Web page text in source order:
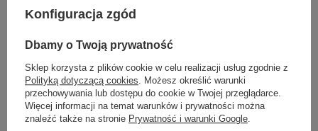
Unikać narażania laptopa na uszkodzenia mechaniczne.
operacyjny.
Używać programów antywirusowych do ochrony przed
malware.
Używać oryginalnych akcesoriów, takich jak zasilacze i
baterie.
Konfiguracja zgód
Dbamy o Twoją prywatność
Sklep korzysta z plików cookie w celu realizacji usług zgodnie z
Polityką dotyczącą cookies . Możesz określić warunki
przechowywania lub dostępu do cookie w Twojej przeglądarce.
Więcej informacji na temat warunków i prywatności można
znaleźć także na stronie Prywatność i warunki Google